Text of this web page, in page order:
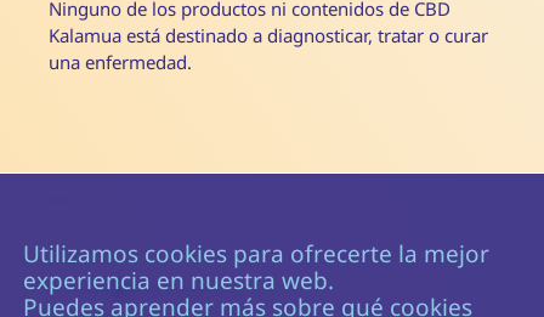
Ninguno de los productos ni contenidos de CBD
Kalamua está destinado a diagnosticar, tratar o curar
una enfermedad.
© 2026 CBD Kalamua
Utilizamos cookies para ofrecerte la mejor
experiencia en nuestra web.
Puedes aprender más sobre qué cookies